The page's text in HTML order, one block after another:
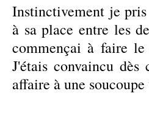
Instinctivement je
à sa place entre les
commençai à faire
J'étais convaincu
affaire à une